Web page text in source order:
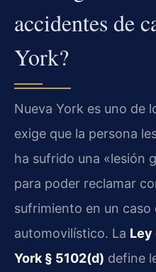
accidentes de
York?
Nueva York es uno de
exige que la persona
ha sufrido una «lesión
para poder reclamar
sufrimiento en un caso
automovilístico. La Ley
York § 5102(d) define